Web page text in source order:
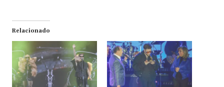
Relacionado